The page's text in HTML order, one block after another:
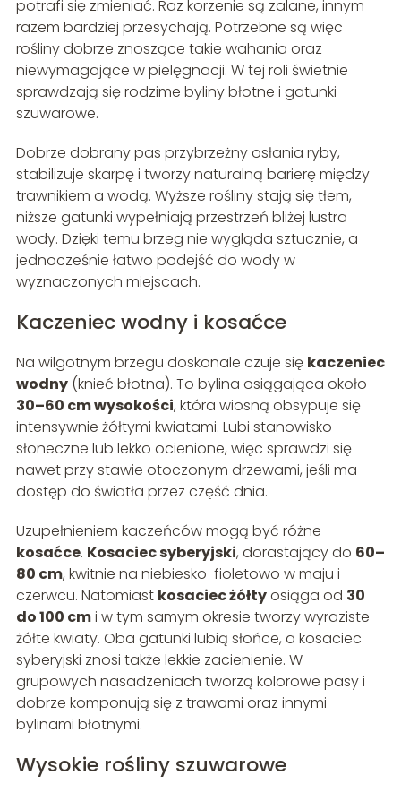
potrafi się zmieniać. Raz korzenie są zalane, innym
razem bardziej przesychają. Potrzebne są więc
rośliny dobrze znoszące takie wahania oraz
niewymagające w pielęgnacji. W tej roli świetnie
sprawdzają się rodzime byliny błotne i gatunki
szuwarowe.
Dobrze dobrany pas przybrzeżny osłania ryby,
stabilizuje skarpę i tworzy naturalną barierę między
trawnikiem a wodą. Wyższe rośliny stają się tłem,
niższe gatunki wypełniają przestrzeń bliżej lustra
wody. Dzięki temu brzeg nie wygląda sztucznie, a
jednocześnie łatwo podejść do wody w
wyznaczonych miejscach.
Kaczeniec wodny i kosaćce
Na wilgotnym brzegu doskonale czuje się kaczeniec
wodny(knieć błotna). To bylina osiągająca około
30–60 cm wysokości, która wiosną obsypuje się
intensywnie żółtymi kwiatami. Lubi stanowisko
słoneczne lub lekko ocienione, więc sprawdzi się
nawet przy stawie otoczonym drzewami, jeśli ma
dostęp do światła przez część dnia.
Uzupełnieniem kaczeńców mogą być różne
kosaćce. Kosaciec syberyjski, dorastający do 60–
80 cm, kwitnie na niebiesko-fioletowo w maju i
czerwcu. Natomiast kosaciec żółtyosiąga od 30
do 100 cmi w tym samym okresie tworzy wyraziste
żółte kwiaty. Oba gatunki lubią słońce, a kosaciec
syberyjski znosi także lekkie zacienienie. W
grupowych nasadzeniach tworzą kolorowe pasy i
dobrze komponują się z trawami oraz innymi
bylinami błotnymi.
Wysokie rośliny szuwarowe